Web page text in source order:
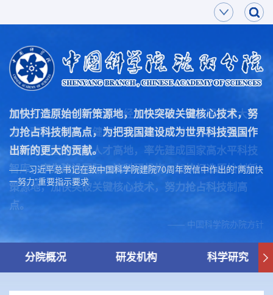
面向世界科技前沿，面向经济主战场，面向国家重大需
求，面向人民生命健康，率先实现科学技术跨越发展，
率先建成国家创新人才高地，率先建成国家高水平科技
智库，率先建设国际一流科研机构，加快打造原始创新
策源地，加快突破关键核心技术，努力抢占科技制高
点。
—— 中国科学院办院方针
加快打造原始创新策源地，加快突破关键核心技术，努
力抢占科技制高点，为把我国建设成为世界科技强国作
出新的更大的贡献。
—— 习近平总书记在致中国科学院建院70周年贺信中作出的“两加快
一努力”重要指示要求
分院概况 研发机构 科学研究